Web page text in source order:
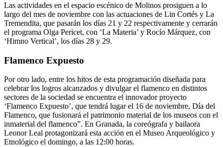
Las actividades en el espacio escénico de Molinos prosiguen a lo
largo del mes de noviembre con las actuaciones de Lin Cortés y La
Tremendita, que pasarán los días 21 y 22 respectivamente y cerrarán
el programa Olga Pericet, con ‘La Materia’ y Rocío Márquez, con
‘Himno Vertical’, los días 28 y 29.
Flamenco Expuesto
Por otro lado, entre los hitos de esta programación diseñada para
celebrar los logros alcanzados y divulgar el flamenco en distintos
sectores de la sociedad se encuentra el innovador proyecto
‘Flamenco Expuesto’, que tendrá lugar el 16 de noviembre, Día del
Flamenco, que fusionará el patrimonio material de los museos con el
inmaterial del flamenco”. En Granada, la coreógrafa y bailaora
Leonor Leal protagonizará esta acción en el Museo Arqueológico y
Etnológico el domingo, a las 12:00 horas.